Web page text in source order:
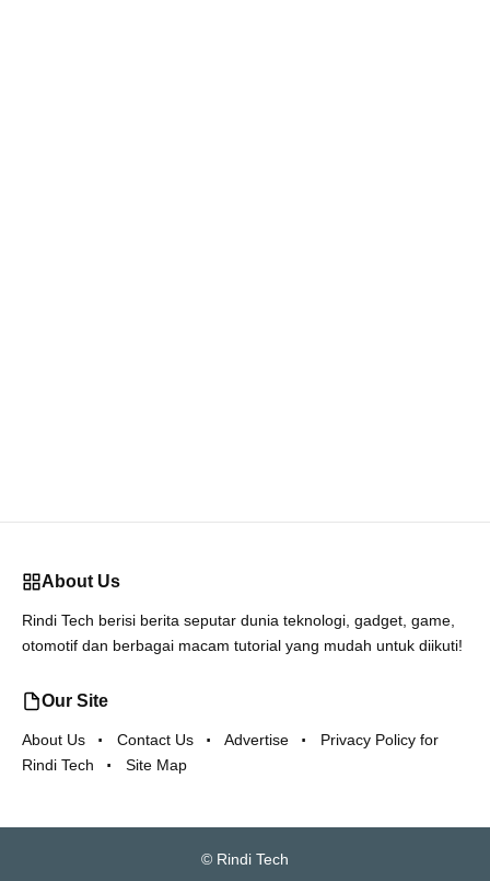
About Us
Rindi Tech berisi berita seputar dunia teknologi, gadget, game,
otomotif dan berbagai macam tutorial yang mudah untuk diikuti!
Our Site
About Us Contact Us Advertise
Privacy Policy for
Rindi Tech
Site Map
© Rindi Tech